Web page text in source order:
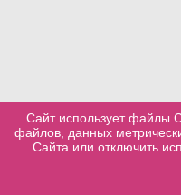
Сайт использует файлы
файлов, данных
Сайта или отключить